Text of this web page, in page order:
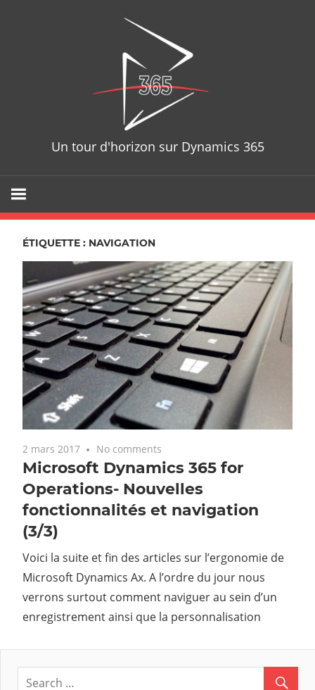
Un tour d'horizon sur Dynamics 365
ÉTIQUETTE : NAVIGATION
2 mars 2017 No comments
Microsoft Dynamics 365 for
Operations- Nouvelles
fonctionnalités et navigation
(3/3)
Voici la suite et fin des articles sur l’ergonomie de
Microsoft Dynamics Ax. A l’ordre du jour nous
verrons surtout comment naviguer au sein d’un
enregistrement ainsi que la personnalisation